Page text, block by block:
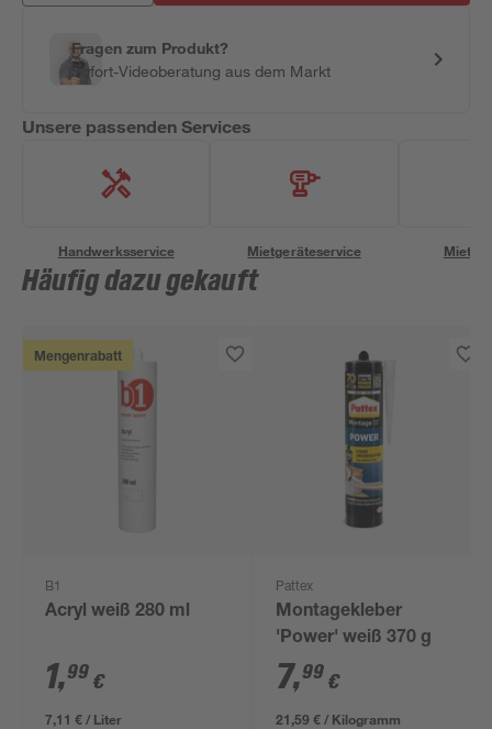
Fragen zum Produkt?
Sofort-Videoberatung aus dem Markt
Unsere passenden Services
Handwerksservice Mietgeräteservice
Häufig dazu gekauft
Mengenrabatt
B1
Acryl weiß 280 ml
1,99 €
7,11 € / Liter
Pattex
Montagekleber
'Power' weiß 370 g
7,99 €
21,59 € / Kilogramm